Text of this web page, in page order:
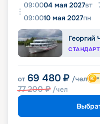
09:0004 мая 2027вт
09:0010 мая 2027пн
Георгий
СТАНДАРТ
от 69 480 ₽ /чел
77 200₽ /чел